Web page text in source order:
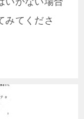
みてくださ